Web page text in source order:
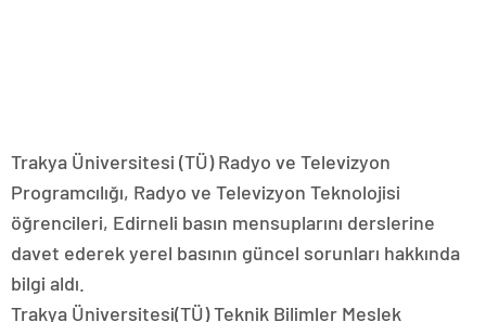
Trakya Üniversitesi (TÜ) Radyo ve Televizyon
Programcılığı, Radyo ve Televizyon Teknolojisi
öğrencileri, Edirneli basın mensuplarını derslerine
davet ederek yerel basının güncel sorunları hakkında
bilgi aldı.
Trakya Üniversitesi(TÜ) Teknik Bilimler Meslek